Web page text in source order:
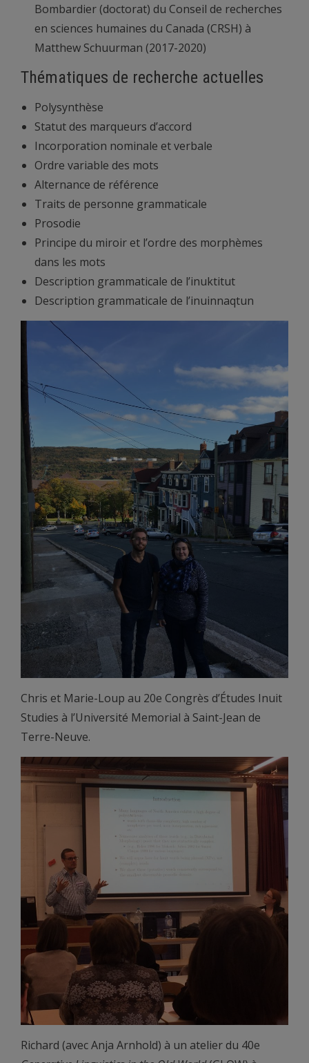
Bombardier (doctorat) du Conseil de recherches
en sciences humaines du Canada (CRSH) à
Matthew Schuurman (2017-2020)
Thématiques de recherche actuelles
Polysynthèse
Statut des marqueurs d’accord
Incorporation nominale et verbale
Ordre variable des mots
Alternance de référence
Traits de personne grammaticale
Prosodie
Principe du miroir et l’ordre des morphèmes
dans les mots
Description grammaticale de l’inuktitut
Description grammaticale de l’inuinnaqtun
Chris et Marie-Loup au 20e Congrès d’Études Inuit
Studies à l’Université Memorial à Saint-Jean de
Terre-Neuve.
Richard (avec Anja Arnhold) à un atelier du 40e